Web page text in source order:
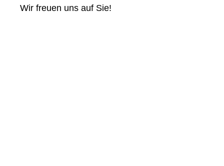
Wir freuen uns auf Sie!